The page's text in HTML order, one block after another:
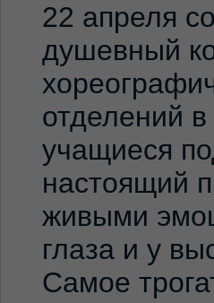
22 апреля
душевный
отделений
учащиеся
настоящий
живыми
глаза и у
Самое